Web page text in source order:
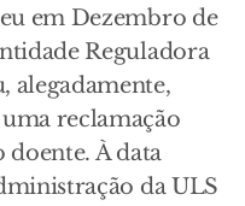
em Dezembro de
Reguladora
alegadamente,
reclamação
À data
da ULS